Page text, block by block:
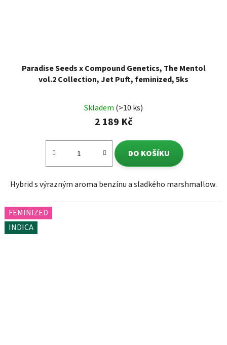
Paradise Seeds x Compound Genetics, The Mentol
vol.2 Collection, Jet Puft, feminized, 5ks
Skladem (>10 ks)
2 189 Kč
DO KOŠÍKU
Hybrid s výrazným aroma benzínu a sladkého marshmallow.
FEMINIZED
INDICA